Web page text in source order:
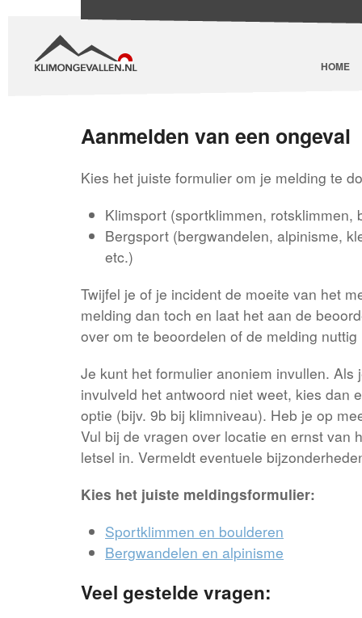
HOME
Aanmelden van een ongeval
Kies het juiste formulier om je melding te
Klimsport (sportklimmen, rotsklimmen,
Bergsport (bergwandelen, alpinisme,
etc.)
Twijfel je of je incident de moeite van het
melding dan toch en laat het aan de
over om te beoordelen of de melding nuttig
Je kunt het formulier anoniem invullen. Als
invulveld het antwoord niet weet, kies dan
optie (bijv. 9b bij klimniveau). Heb je op
Vul bij de vragen over locatie en ernst van
letsel in. Vermeldt eventuele
Kies het juiste meldingsformulier:
Sportklimmen en boulderen
Bergwandelen en alpinisme
Veel gestelde vragen: